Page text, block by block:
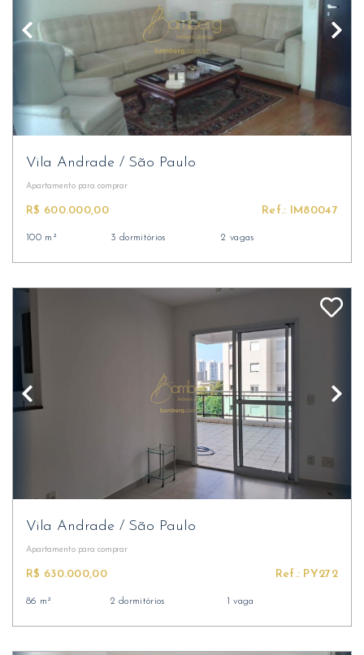
Vila Andrade / São Paulo
Apartamento para comprar
R$ 600.000,00 Ref.: IM80047
100 m² 3 dormitórios 2 vagas
Vila Andrade / São Paulo
Apartamento para comprar
R$ 630.000,00 Ref.: PY272
86 m² 2 dormitórios 1 vaga